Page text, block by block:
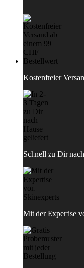
Kostenfreier
Schnell zu Dir
Mit der Expertise